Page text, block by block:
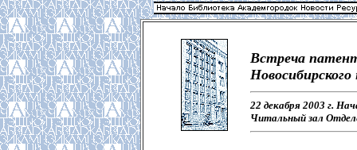
Встреча
22 декабря 2003 г.
Читальный зал